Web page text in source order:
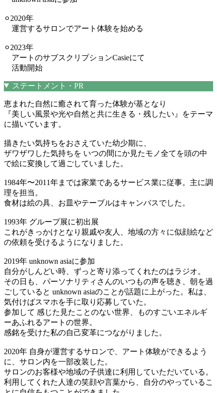
⚪︎2020年
運営するサロンでアート体験を始める
⚪︎2023年
アートのサブスクリプションCasieにて
活動開始
ステートメント・PR
恵まれた自然に癒されて育った体験が基となり
『美しい風景や光や自然と共に生きる・残したい』をテーマ
に描いています。
描きたい気持ちをおさえていた幼少期に、
ザワザワした気持ちを いつの間にか見たモノ全てを頭の中
で絵に変換して過ごしていました。
1984年〜2011年までは家業であるサービス業に従事。主に調
理を担当。
食材は絵の具、お皿やテーブルはキャンバスでした。
1993年 グループ展に初出展
これがきっかけとなり親戚や友人、地域の方々に似顔絵など
の依頼を受けるようになりました。
2019年 unknown asiaに参加
自分がしんどい時、ずっと寄り添ってくれたのはラジオ。
その日も、パーソナリティさんのいつもの声を聴き、朝を過
ごしていると unknown asiaのことが話題に上がった。私は、
気付けばスマホを手に取り応募していた。
参加して 感じた見たことのない世界、ものすごいエネルギ
ーあふれるアートの世界。
感銘を受けた私の自己変革につながりました。
2020年 自身が運営するサロンで、アート体験ができるよう
に、サロン内を一部改装した。
サロンのお客様や地域の子供達に利用していただいている。
利用してくれた人達の笑顔や言葉から、自分のやっているこ